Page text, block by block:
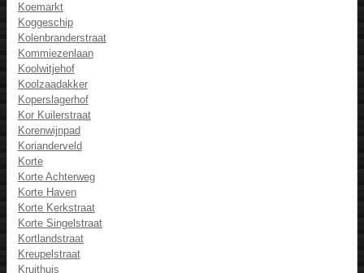
Koemarkt
Koggeschip
Kolenbranderstraat
Kommiezenlaan
Koolwitjehof
Koolzaadakker
Koperslagerhof
Kor Kuilerstraat
Korenwijnpad
Korianderveld
Korte
Korte Achterweg
Korte Haven
Korte Kerkstraat
Korte Singelstraat
Kortlandstraat
Kreupelstraat
Kruithuis